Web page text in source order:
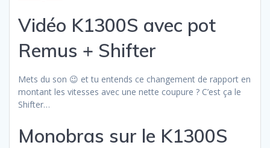
Vidéo K1300S avec pot
Remus + Shifter
Mets du son 😉 et tu entends ce changement de rapport en
montant les vitesses avec une nette coupure ? C’est ça le
Shifter…
Monobras sur le K1300S